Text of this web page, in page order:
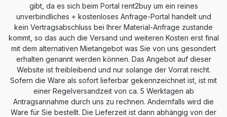
gibt, da es sich beim Portal rent2buy um ein reines
unverbindliches + kostenloses Anfrage-Portal handelt und
kein Vertragsabschluss bei Ihrer Material-Anfrage zustande
kommt, so das auch die Versand und weiteren Kosten erst final
mit dem alternativen Mietangebot was Sie von uns gesondert
erhalten genannt werden können. Das Angebot auf dieser
Website ist freibleibend und nur solange der Vorrat reicht.
Sofern die Ware als sofort lieferbar gekennzeichnet ist, ist mit
einer Regelversandzeit von ca. 5 Werktagen ab
Antragsannahme durch uns zu rechnen. Andernfalls wird die
Ware für Sie bestellt. Die Lieferzeit ist dann abhängig von der